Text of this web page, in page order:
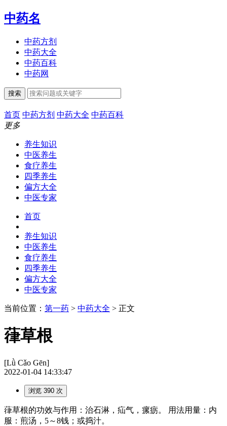
中药名
中药方剂
中药大全
中药百科
中药网
搜索
首页 中药方剂 中药大全 中药百科
更多
养生知识
中医养生
食疗养生
四季养生
偏方大全
中医专家
首页
养生知识
中医养生
食疗养生
四季养生
偏方大全
中医专家
当前位置： 第一药 > 中药大全 > 正文
葎草根
[Lǜ Cǎo Gēn]
2022-01-04 14:33:47
浏览 390 次
葎草根的功效与作用：治石淋，疝气，瘰疬。 用法用量：内
服：煎汤，5～8钱；或捣汁。